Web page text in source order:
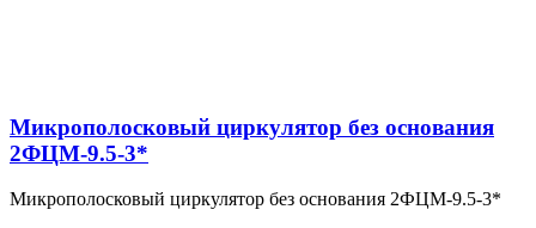
Микрополосковый циркулятор без основания
2ФЦМ-9.5-3*
Микрополосковый циркулятор без основания 2ФЦМ-9.5-3*